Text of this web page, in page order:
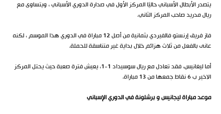
يتصدر الأبطال الأسباني حاليًا المركز الأول في صدارة الدوري الأسباني ، ويتساوى مع
ريال مدريد صاحب المركز الثاني.
فاز فريق إرنستو فالفيردي بثمانية من أصل 12 مباراة في الدوري هذا الموسم ، لكنه
عانى بالفعل من ثلاث هزائم خلال بداية غير متناسقة للحملة.
أما ليغانيس، فقد تعادل مع ريال سوسيداد 1-1، يعيش فترة صعبة حيث يحتل المركز
الاخير ب 6 نقاط جمعها من 13 مباراة.
موعد مباراة ليجانيس و برشلونة في الدوري الإسباني